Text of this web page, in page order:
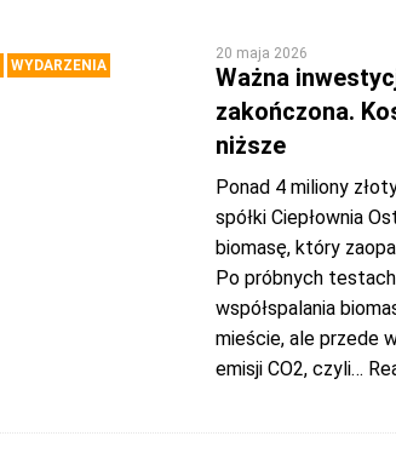
WYDARZENIA
20 maja 2026
Ważna
zakończona.
niższe
Ponad 4 miliony
spółki Ciepłownia
biomasę, który
Po próbnych
współspalania
mieście, ale przede
emisji CO2, czyli…